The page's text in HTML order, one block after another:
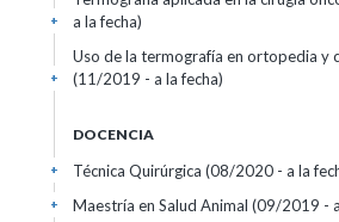
a la fecha)
+
Uso de la termografía en ortopedia y
(11/2019 - a la fecha)
+
DOCENCIA
Técnica Quirúrgica (08/2020 - a la
+
Maestría en Salud Animal (09/2019 -
+